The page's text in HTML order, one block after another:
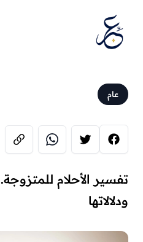
عام
تفسير الأحلام
ودلالاتها